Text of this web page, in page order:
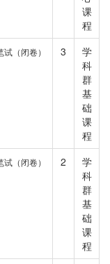
课
程
试（闭卷） 3
学
科
群
基
础
课
程
试（闭卷） 2
学
科
群
基
础
课
程